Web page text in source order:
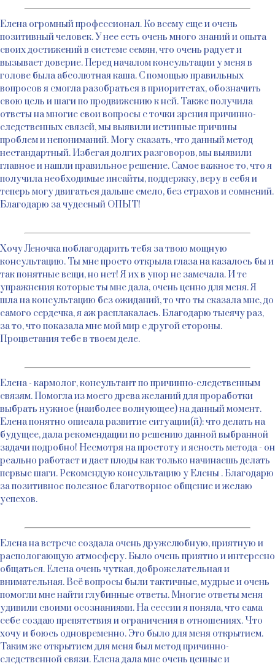
Елена огромный профессионал. Ко всему еще и очень
позитивный человек. У нее есть очень много знаний и опыта
своих достижений в системе семян, что очень радует и
вызывает доверие. Перед началом консультации у меня в
голове была абсолютная каша. С помощью правильных
вопросов я смогла разобраться в приоритетах, обозначить
свою цель и шаги по продвижению к ней. Также получила
ответы на многие свои вопросы с точки зрения причинно-
следственных связей, мы выявили истинные причины
проблем и непониманий. Могу сказать, что данный метод
нестандартный. Избегая долгих разговоров, мы выявили
главное и нашли правильное решение. Самое важное то, что я
получила необходимые инсайты, поддержку, веру в себя и
теперь могу двигаться дальше смело, без страхов и сомнений.
Благодарю за чудесный ОПЫТ!
Хочу Леночка поблагодарить тебя за твою мощную
консультацию. Ты мне просто открыла глаза на казалось бы и
так понятные вещи, но нет! Я их в упор не замечала. И те
упражнения которые ты мне дала, очень ценно для меня. Я
шла на консультацию без ожиданий, то что ты сказала мне, до
самого сердечка, я аж расплакалась. Благодарю тысячу раз,
за то, что показала мне мой мир с другой стороны.
Процветания тебе в твоем деле.
Елена - кармолог, консультант по причинно-следственным
связям. Помогла из моего древа желаний для проработки
выбрать нужное (наиболее волнующее) на данный момент.
Елена понятно описала развитие ситуации(й): что делать на
будущее, дала рекомендации по решению данной выбранной
задачи подробно! Несмотря на простоту и ясность метода - он
реально работает и дает плоды как только начинаешь делать
первые шаги. Рекомендую консультацию у Елены . Благодарю
за позитивное полезное благотворное общение и желаю
успехов.
Елена на встрече создала очень дружелюбную, приятную и
распологающую атмосферу. Было очень приятно и интересно
общаться. Елена очень чуткая, доброжелательная и
внимательная. Всё вопросы были тактичные, мудрые и очень
помогли мне найти глубинные ответы. Многие ответы меня
удивили своими осознаниями. На сессии я поняла, что сама
себе создаю препятствия и ограничения в отношениях. Что
хочу и боюсь одновременно. Это было для меня открытием.
Таким же открытием для меня был метод причинно-
следственной связи. Елена дала мне очень ценные и